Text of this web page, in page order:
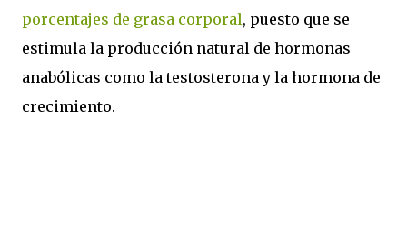
porcentajes de grasa corporal, puesto que se
estimula la producción natural de hormonas
anabólicas como la testosterona y la hormona de
crecimiento.